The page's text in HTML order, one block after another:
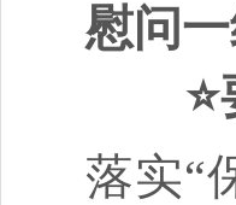
慰问
落实“